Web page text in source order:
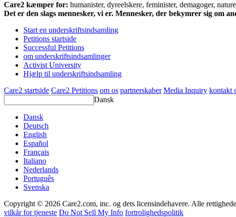
Care2 kæmper for: humanister, dyreelskere, feminister, demagoger,
Det er den slags mennesker, vi er. Mennesker, der bekymrer sig om
Start en underskriftsindsamling
Petitions startside
Successful Petitions
om underskriftsindsamlinger
Activist University
Hjælp til underskriftsindsamling
Care2 startside Care2 Petitions om os partnerskaber Media Inquiry kontakt
Dansk
Dansk
Deutsch
English
Español
Français
Italiano
Nederlands
Português
Svenska
Copyright © 2026 Care2.com, inc. og dets licensindehavere. Alle
vilkår for tjeneste Do Not Sell My Info fortrolighedspolitik